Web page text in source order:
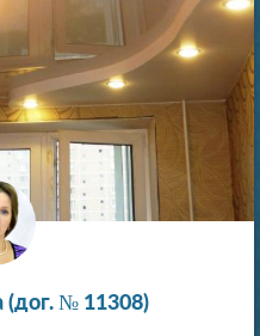
(дог. № 11308)